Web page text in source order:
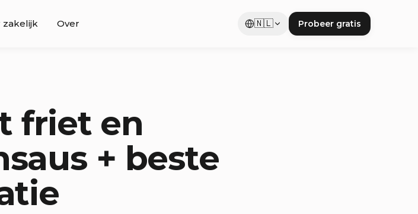
zakelijk Over 🇳🇱 Probeer gratis
friet en
+ beste